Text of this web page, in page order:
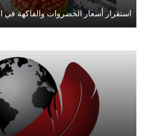
استقرار أسعار الخضروات والفاكهة في